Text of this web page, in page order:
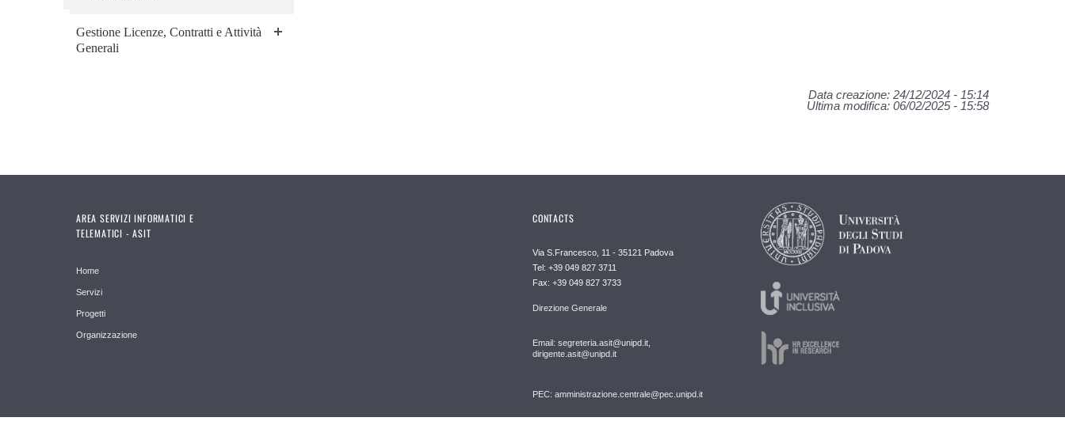
Gestione Licenze, Contratti e Attività
Generali
Data creazione: 24/12/2024 - 15:14
Ultima modifica: 06/02/2025 - 15:58
AREA SERVIZI INFORMATICI E
TELEMATICI - ASIT
Home
Servizi
Progetti
Organizzazione
CONTACTS
Via S.Francesco, 11 - 35121 Padova
Tel: +39 049 827 3711
Fax: +39 049 827 3733
Direzione Generale
Email: segreteria.asit@unipd.it,
dirigente.asit@unipd.it
PEC: amministrazione.centrale@pec.unipd.it